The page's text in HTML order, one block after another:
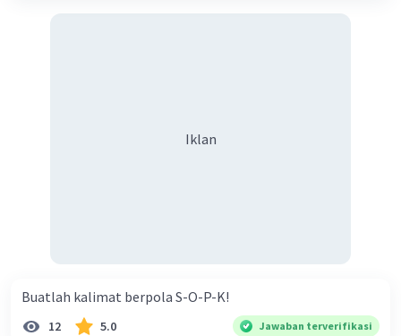
Iklan
Buatlah kalimat berpola S-O-P-K!
12 5.0 Jawaban terverifikasi